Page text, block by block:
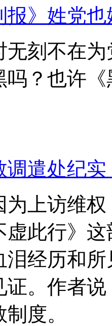
报》姓党
无刻不在
吗？也许
遣处纪实
为上访维
虚此行》
泪经历和
证。作者
度。